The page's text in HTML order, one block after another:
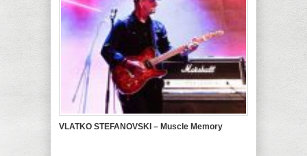
VLATKO STEFANOVSKI – Muscle Memory